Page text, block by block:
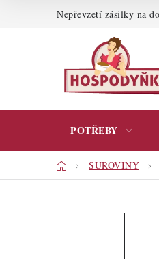
Nepřevzetí zásilky na
POTŘEBY
DomůSUROVINY